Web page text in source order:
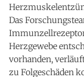
Das
Immunzellrezeptor
Herzgewebe
vorhanden,
zu Folgeschäden